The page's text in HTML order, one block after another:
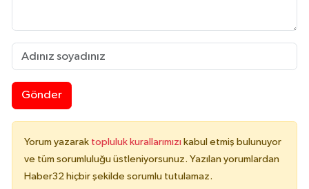
Gönder
Yorum yazarak topluluk kurallarımızı kabul etmiş bulunuyor
ve tüm sorumluluğu üstleniyorsunuz. Yazılan yorumlardan
Haber32 hiçbir şekilde sorumlu tutulamaz.